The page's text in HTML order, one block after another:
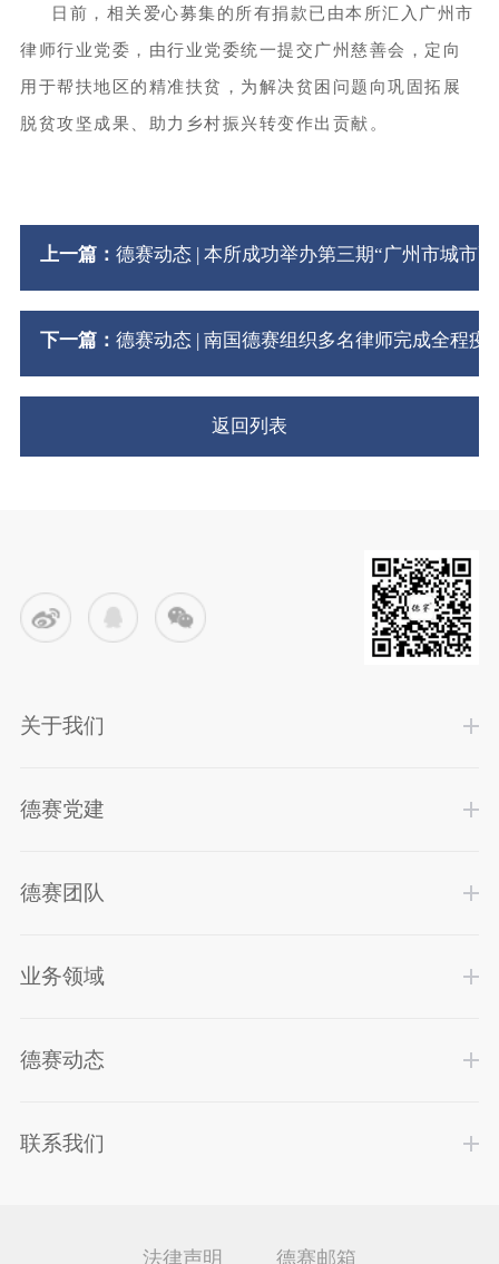
日前，相关爱心募集的所有捐款已由本所汇入广州市
律师行业党委，由行业党委统一提交广州慈善会，定向
用于帮扶地区的精准扶贫，为解决贫困问题向巩固拓展
脱贫攻坚成果、助力乡村振兴转变作出贡献。
上一篇： 德赛动态 | 本所成功举办第三期“广州市城市
下一篇： 德赛动态 | 南国德赛组织多名律师完成全程疫
返回列表
关于我们
德赛党建
德赛团队
业务领域
德赛动态
联系我们
法律声明 德赛邮箱